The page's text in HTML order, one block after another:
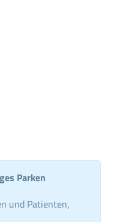
Parken
und Patienten,